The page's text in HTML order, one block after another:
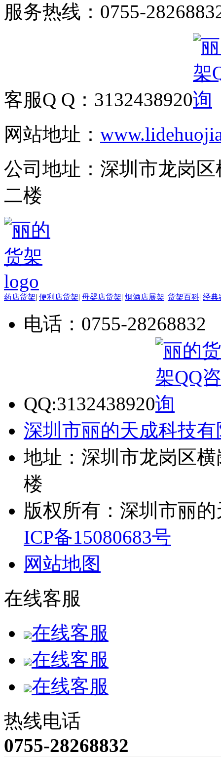
服务热线： 0755-
客服Q Q： 3132438920
网站地址：
公司地址： 深圳市龙岗
二楼
药店货架| 便利店货架| 母婴店货架| 烟酒店展架| 货架百科| 经典
电话：0755-28268832
QQ:3132438920
深圳市丽的天成科技
地址：深圳市龙岗区
楼
版权所有：深圳市丽
ICP备15080683号
网站地图
在线客服
在线客服
在线客服
在线客服
热线电话
0755-28268832